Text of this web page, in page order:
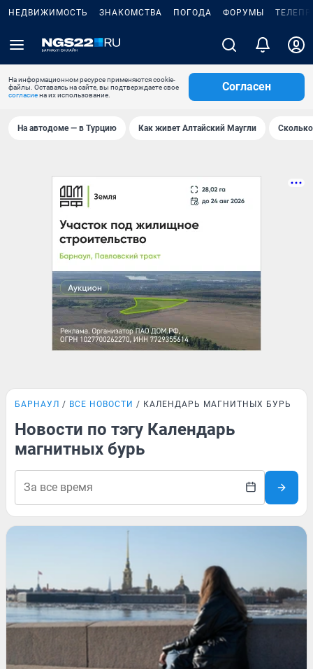
НЕДВИЖИМОСТЬ ЗНАКОМСТВА ПОГОДА ФОРУМЫ
На информационном ресурсе применяются cookie-
файлы. Оставаясь на сайте, вы подтверждаете свое
согласиена их использование.
Согласен
На автодоме — в Турцию Как живет Алтайский Маугли
БАРНАУЛ ВСЕ НОВОСТИ КАЛЕНДАРЬ МАГНИТНЫХ БУРЬ
Новости по тэгу Календарь
магнитных бурь